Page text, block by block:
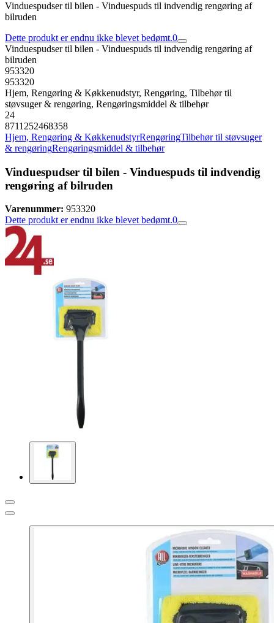
Vinduespudser til bilen - Vinduespuds til indvendig rengøring af
bilruden
Dette produkt er endnu ikke blevet bedømt.0
Vinduespudser til bilen - Vinduespuds til indvendig rengøring af
bilruden
953320
953320
Hjem, Rengøring & Køkkenudstyr, Rengøring, Tilbehør til
støvsuger & rengøring, Rengøringsmiddel & tilbehør
24
8711252468358
Hjem, Rengøring & KøkkenudstyrRengøringTilbehør til støvsuger
& rengøringRengøringsmiddel & tilbehør
Vinduespudser til bilen - Vinduespuds til indvendig
rengøring af bilruden
Varenummer: 953320
Dette produkt er endnu ikke blevet bedømt.0